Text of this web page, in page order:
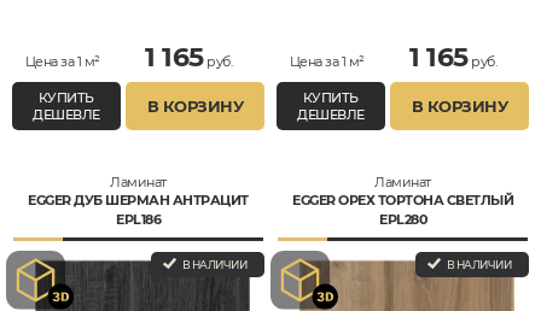
Цена за 1 м² 1 165руб.
КУПИТЬ
ДЕШЕВЛЕ
В КОРЗИНУ
Цена за 1 м² 1 165руб.
КУПИТЬ
ДЕШЕВЛЕ
В КОРЗИНУ
Ламинат
EGGER ДУБ ШЕРМАН АНТРАЦИТ
EPL186
В НАЛИЧИИ
Ламинат
EGGER ОРЕХ ТОРТОНА СВЕТЛЫЙ
EPL280
В НАЛИЧИИ